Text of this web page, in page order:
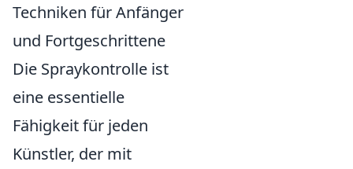
Techniken für Anfänger
und Fortgeschrittene
Die Spraykontrolle ist
eine essentielle
Fähigkeit für jeden
Künstler, der mit